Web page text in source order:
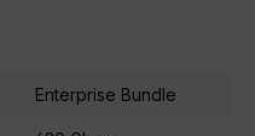
Enterprise Bundle